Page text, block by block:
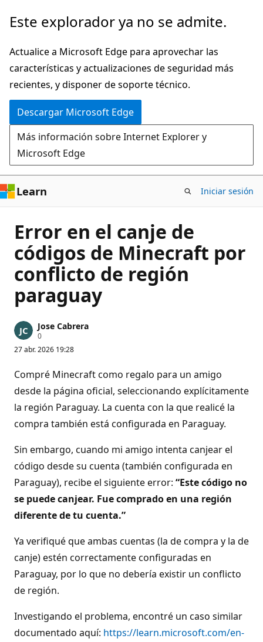
Ir
contenido
principal
Este explorador ya no se admite.
Actualice a Microsoft Edge para aprovechar las
características y actualizaciones de seguridad más
recientes, y disponer de soporte técnico.
Descargar Microsoft Edge
Más información sobre Internet Explorer y
Microsoft Edge
Learn Iniciar sesión
Error en el canje de
códigos de Minecraft por
conflicto de región
paraguay
Jose Cabrera
0P
n
o
s
d
e
r
p
a
i
n
27 abr. 2026 19:28
Compré Minecraft como regalo para un amigo
desde la página oficial, seleccionando explícitamente
la región Paraguay. La cuenta con la que realicé la
compra también está configurada en Paraguay.
Sin embargo, cuando mi amigo intenta canjear el
código desde su cuenta (también configurada en
Paraguay), recibe el siguiente error: “Este código no
se puede canjear. Fue comprado en una región
diferente de tu cuenta.”
Ya verifiqué que ambas cuentas (la de compra y la de
canje) estén correctamente configuradas en
Paraguay, por lo que no debería existir un conflicto
de región.
Investigando el problema, encontré un caso similar
documentado aquí: https://learn.microsoft.com/en-